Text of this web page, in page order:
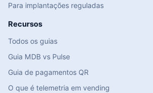
Para implantações reguladas
Recursos
Todos os guias
Guia MDB vs Pulse
Guia de pagamentos QR
O que é telemetria em vending